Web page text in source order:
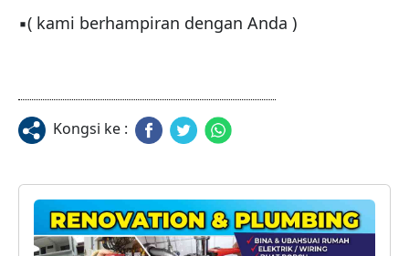
▪( kami berhampiran dengan Anda )
Kongsi ke :